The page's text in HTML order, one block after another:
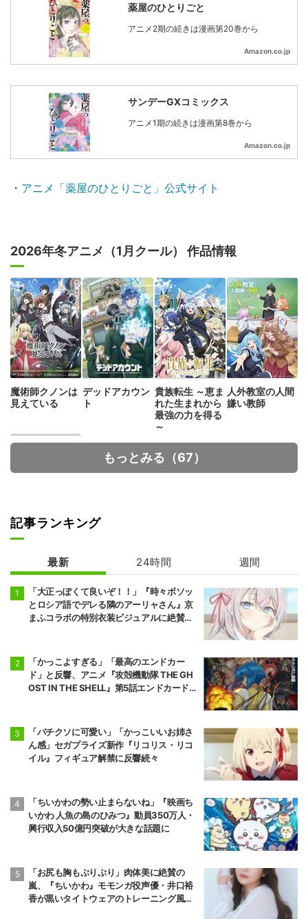
薬屋のひとりごと
アニメ2期の続きは漫画第20巻から
Amazon.co.jp
サンデーGXコミックス
アニメ1期の続きは漫画第8巻から
Amazon.co.jp
・ アニメ「薬屋のひとりごと」公式サイト
2026年冬アニメ（1月クール） 作品情報
魔術師クノンは
見えている
デッドアカウン
ト
貴族転生 ～恵ま
れた生まれから
最強の力を得る
～
人外教室の人間
嫌い教師
もっとみる（67）
記事ランキング
最新 24時間 週間
「大正っぽくて良いぞ！！」『時々ボソッ
とロシア語でデレる隣のアーリャさん』京
まふコラボの特別衣装ビジュアルに絶賛の
「かっこよすぎる」「最高のエンドカー
ド」と反響、アニメ『攻殻機動隊 THE GH
OST IN THE SHELL』第5話エンドカード公
「バチクソに可愛い」「かっこいいお姉さ
ん感」セガプライズ新作『リコリス・リコ
イル』フィギュア解禁に反響続々
「ちいかわの勢い止まらないね」『映画ち
いかわ 人魚の島のひみつ』動員350万人・
興行収入50億円突破が大きな話題に
「お尻も胸もぷりぷり」肉体美に絶賛の
嵐、『ちいかわ』モモンガ役声優・井口裕
香が黒いタイトウェアのトレーニング風景